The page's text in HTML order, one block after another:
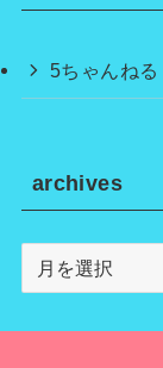
5ちゃんねる
archives
archives